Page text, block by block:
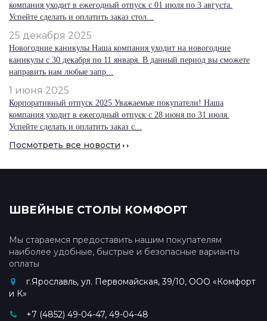
компания уходит в ежегодный отпуск с 01 июля по 3 августа.
Успейте сделать и оплатить заказ стол...
25 декабря 2025
Новогодние каникулы Наша компания уходит на новогодние
каникулы с 30 декабря по 11 января. В данный период вы сможете
направить нам любые запр...
1 июня 2025
Корпоративный отпуск 2025 Уважаемые покупатели! Наша
компания уходит в ежегодный отпуск с 28 июня по 31 июля.
Успейте сделать и оплатить заказ с...
Посмотреть все новости
ШВЕЙНЫЕ СТОЛЫ КОМФОРТ
Мы стараемся предоставить нашим покупателям
наиболее удобные, быстрые и безопасные варианты
оплаты
г.Ярославль, ул. Первомайская, 39/10, ООО «Комфорт
и К»
+7 (4852) 49-04-47, 49-04-48